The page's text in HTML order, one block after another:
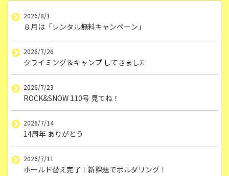
2026/8/1
８月は「レンタル無料キャンペーン」
2026/7/26
クライミング＆キャンプ してきました
2026/7/23
ROCK&SNOW 110号 見てね！
2026/7/14
14周年 ありがとう
2026/7/11
ホールド替え完了！新課題でボルダリング！